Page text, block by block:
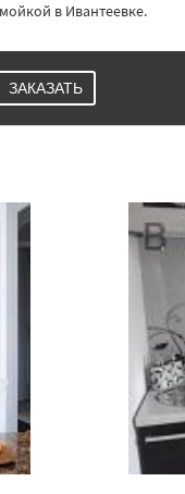
в Ивантеевке.
ЗАКАЗАТЬ